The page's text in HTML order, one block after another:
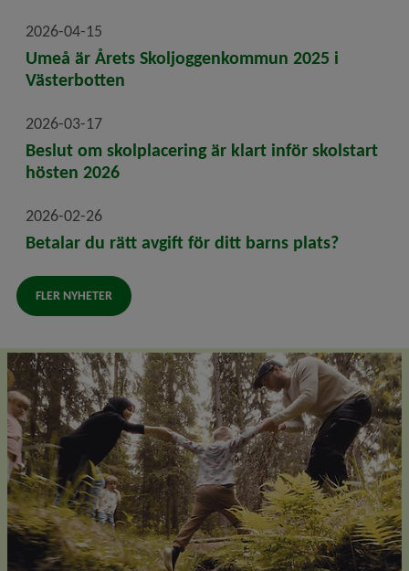
2026-04-15
Umeå är Årets Skoljoggenkommun 2025 i
Västerbotten
2026-03-17
Beslut om skolplacering är klart inför skolstart
hösten 2026
2026-02-26
Betalar du rätt avgift för ditt barns plats?
FLER NYHETER